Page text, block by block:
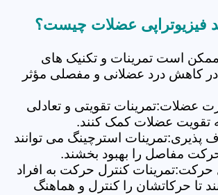
فیزیوتراپی عضلات چیست؟
است تمرینات و تکنیک های
در کاهش درد عضلانی و مفصلی مؤثر
عضلات:تمرینات تقویتی و تعادلی
تقویت عضلات کمک کنند.
پذیری:تمرینات استرچینگ می توانند
مفاصل را بهبود بخشند.
حرکت:تمرینات کنترل حرکت به افراد
تا حرکاتشان را کنترل و هماهنگ